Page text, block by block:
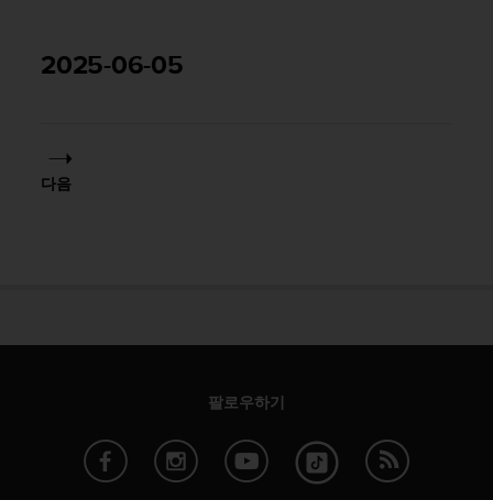
2025-06-05
다음
팔로우하기